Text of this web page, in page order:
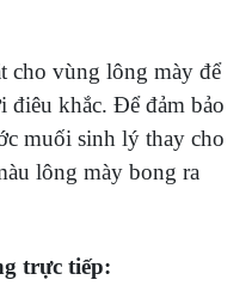
cho vùng lông mày để
điêu khắc. Để đảm bảo
muối sinh lý thay cho
lông mày bong ra
trực tiếp: